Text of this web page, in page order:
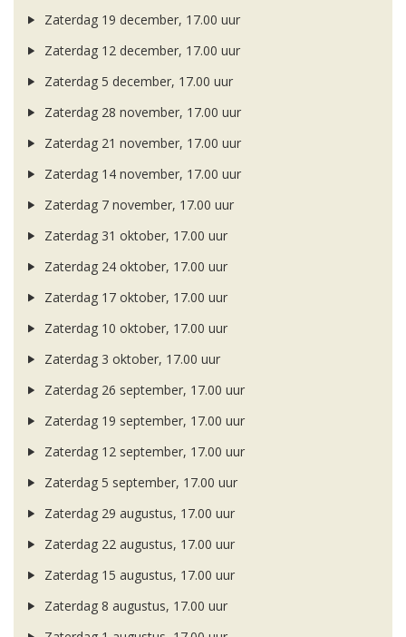
Zaterdag 19 december, 17.00 uur
Zaterdag 12 december, 17.00 uur
Zaterdag 5 december, 17.00 uur
Zaterdag 28 november, 17.00 uur
Zaterdag 21 november, 17.00 uur
Zaterdag 14 november, 17.00 uur
Zaterdag 7 november, 17.00 uur
Zaterdag 31 oktober, 17.00 uur
Zaterdag 24 oktober, 17.00 uur
Zaterdag 17 oktober, 17.00 uur
Zaterdag 10 oktober, 17.00 uur
Zaterdag 3 oktober, 17.00 uur
Zaterdag 26 september, 17.00 uur
Zaterdag 19 september, 17.00 uur
Zaterdag 12 september, 17.00 uur
Zaterdag 5 september, 17.00 uur
Zaterdag 29 augustus, 17.00 uur
Zaterdag 22 augustus, 17.00 uur
Zaterdag 15 augustus, 17.00 uur
Zaterdag 8 augustus, 17.00 uur